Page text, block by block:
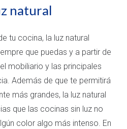
natural
tu cocina, la luz natural
que puedas y a partir de
mobiliario y las principales
Además de que te permitirá
más grandes, la luz natural
que las cocinas sin luz no
color algo más intenso. En